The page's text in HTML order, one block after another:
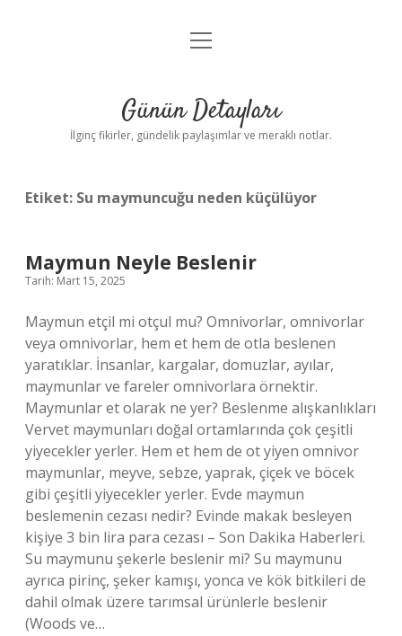
Gizlilik Politikası
Yasal Uyarı
menüyü
Günün Detayları
İlginç fikirler, gündelik paylaşımlar ve meraklı notlar.
Etiket: Su maymuncuğu neden küçülüyor
Maymun Neyle Beslenir
Tarih: Mart 15, 2025
Maymun etçil mi otçul mu? Omnivorlar, omnivorlar
veya omnivorlar, hem et hem de otla beslenen
yaratıklar. İnsanlar, kargalar, domuzlar, ayılar,
maymunlar ve fareler omnivorlara örnektir.
Maymunlar et olarak ne yer? Beslenme alışkanlıkları
Vervet maymunları doğal ortamlarında çok çeşitli
yiyecekler yerler. Hem et hem de ot yiyen omnivor
maymunlar, meyve, sebze, yaprak, çiçek ve böcek
gibi çeşitli yiyecekler yerler. Evde maymun
beslemenin cezası nedir? Evinde makak besleyen
kişiye 3 bin lira para cezası – Son Dakika Haberleri.
Su maymunu şekerle beslenir mi? Su maymunu
ayrıca pirinç, şeker kamışı, yonca ve kök bitkileri de
dahil olmak üzere tarımsal ürünlerle beslenir
(Woods ve…